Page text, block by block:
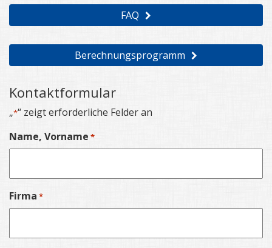
FAQ
Berechnungsprogramm
Kontaktformular
„*“ zeigt erforderliche Felder an
Name, Vorname *
Firma *